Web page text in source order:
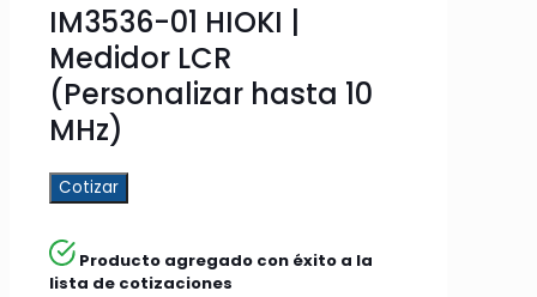
IM3536-01 HIOKI |
Medidor LCR
(Personalizar hasta 10
MHz)
Cotizar
Producto agregado con éxito a la
lista de cotizaciones